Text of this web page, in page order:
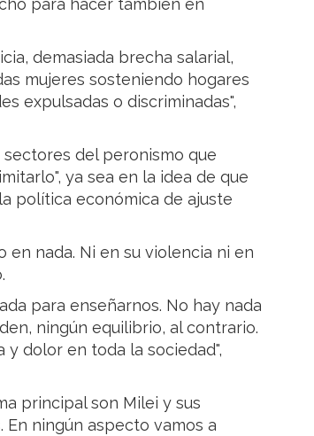
demasiada brecha salarial,
mujeres sosteniendo hogares
expulsadas o discriminadas",
del peronismo que
ya sea en la idea de que
política económica de ajuste
en nada. Ni en su violencia ni en
para enseñarnos. No hay nada
ningún equilibrio, al contrario.
y dolor en toda la sociedad",
principal son Milei y sus
ningún aspecto vamos a